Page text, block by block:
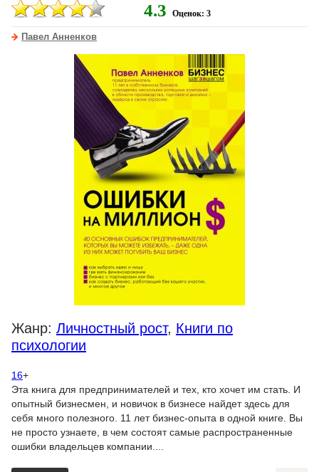
4.3 Оценок: 3
Павел Анненков
Жанр: Личностный рост, Книги по
психологии
16+
Эта книга для предпринимателей и тех, кто хочет им стать. И
опытный бизнесмен, и новичок в бизнесе найдет здесь для
себя много полезного. 11 лет бизнес-опыта в одной книге. Вы
не просто узнаете, в чем состоят самые распространенные
ошибки владельцев компании....